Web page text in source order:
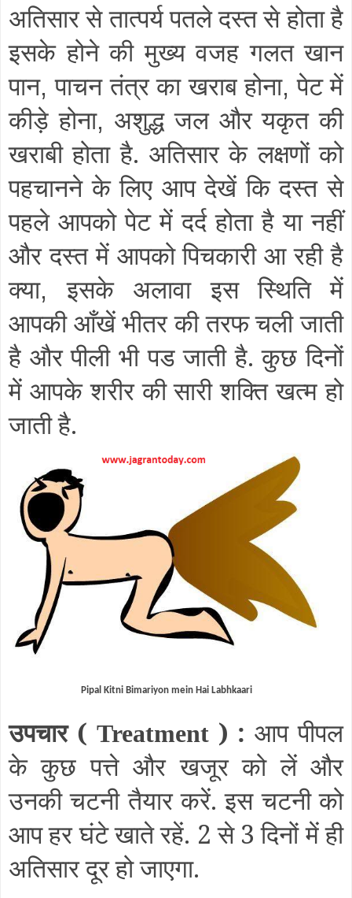
अतिसार से तात्पर्य पतले दस्त से होता है
इसके होने की मुख्य वजह गलत खान
पान,पाचन तंत्र का खराब होना, पेट में
कीड़े होना, अशुद्ध जल और यकृत की
खराबी होता है. अतिसार के लक्षणों को
पहचानने के लिए आप देखें कि दस्त से
पहले आपको पेट में दर्द होता है या नहीं
और दस्त में आपको पिचकारी आ रही है
क्या,इसके अलावा इस स्थिति में
आपकी आँखें भीतर की तरफ चली जाती
है और पीली भी पड जाती है. कुछ दिनों
में आपके शरीर की सारी शक्ति खत्म हो
जाती है.
Pipal Kitni Bimariyon mein Hai Labhkaari
उपचार ( Treatment ) : आप पीपल
के कुछ पत्ते और खजूर को लें और
उनकी चटनी तैयार करें. इस चटनी को
आप हर घंटे खाते रहें. 2 से 3 दिनों में ही
अतिसार दूर हो जाएगा.